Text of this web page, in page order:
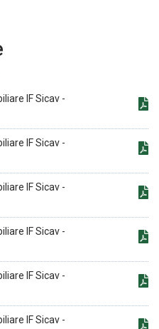
IF Sicav -
IF Sicav -
IF Sicav -
IF Sicav -
IF Sicav -
IF Sicav -